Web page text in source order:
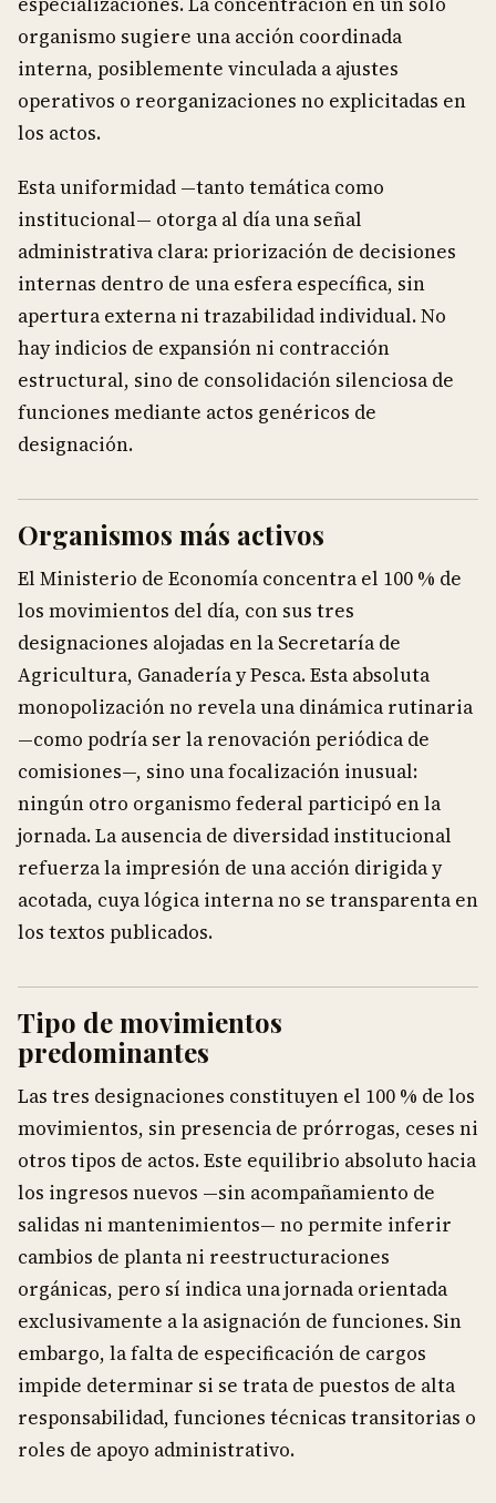
organismo sugiere una acción coordinada
interna, posiblemente vinculada a ajustes
operativos o reorganizaciones no explicitadas en
los actos.
Esta uniformidad —tanto temática como
institucional— otorga al día una señal
administrativa clara: priorización de decisiones
internas dentro de una esfera específica, sin
apertura externa ni trazabilidad individual. No
hay indicios de expansión ni contracción
estructural, sino de consolidación silenciosa de
funciones mediante actos genéricos de
designación.
Organismos más activos
El Ministerio de Economía concentra el 100 % de
los movimientos del día, con sus tres
designaciones alojadas en la Secretaría de
Agricultura, Ganadería y Pesca. Esta absoluta
monopolización no revela una dinámica rutinaria
—como podría ser la renovación periódica de
comisiones—, sino una focalización inusual:
ningún otro organismo federal participó en la
jornada. La ausencia de diversidad institucional
refuerza la impresión de una acción dirigida y
acotada, cuya lógica interna no se transparenta en
los textos publicados.
Tipo de movimientos
predominantes
Las tres designaciones constituyen el 100 % de los
movimientos, sin presencia de prórrogas, ceses ni
otros tipos de actos. Este equilibrio absoluto hacia
los ingresos nuevos —sin acompañamiento de
salidas ni mantenimientos— no permite inferir
cambios de planta ni reestructuraciones
orgánicas, pero sí indica una jornada orientada
exclusivamente a la asignación de funciones. Sin
embargo, la falta de especificación de cargos
impide determinar si se trata de puestos de alta
responsabilidad, funciones técnicas transitorias o
roles de apoyo administrativo.